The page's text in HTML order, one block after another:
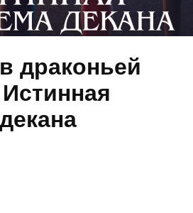
драконьей